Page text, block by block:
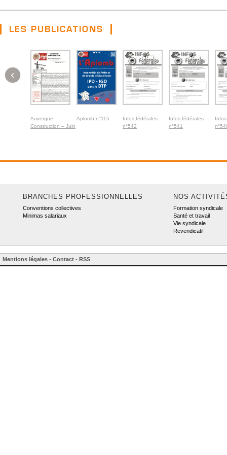
LES PUBLICATIONS
Auvergne
Construction – Juin
Aplomb n°115
Infos fédérales
n°542
Infos fédérales
n°541
‹
BRANCHES PROFESSIONNELLES
Conventions collectives
Minimas salariaux
NOS
Formation syndicale
Santé et travail
Vie syndicale
Revendicatif
Mentions légales - Contact - RSS